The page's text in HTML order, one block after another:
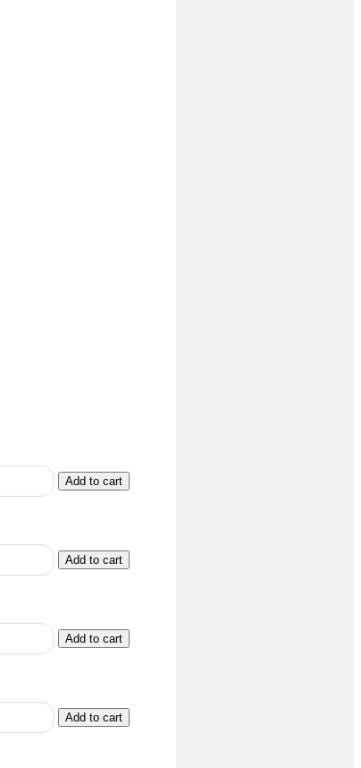
Add to cart
Add to cart
Add to cart
Add to cart